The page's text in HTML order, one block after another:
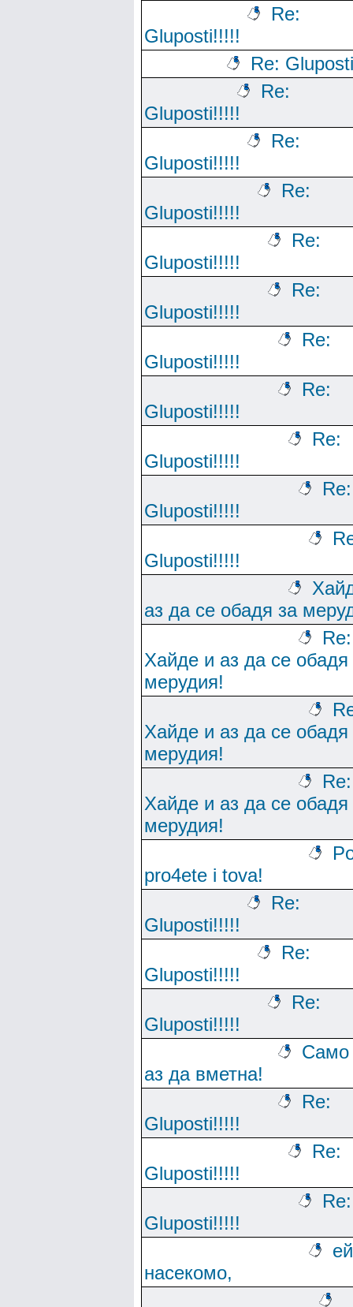
Re:
Gluposti!!!!!
Re:
Re:
Gluposti!!!!!
Re:
Gluposti!!!!!
Re:
Gluposti!!!!!
Re:
Gluposti!!!!!
Re:
Gluposti!!!!!
Re:
Gluposti!!!!!
Re:
Gluposti!!!!!
Re:
Gluposti!!!!!
Re:
Gluposti!!!!!
Gluposti!!!!!
аз да се обадя за
Re:
Хайде и аз да се обадя
мерудия!
Хайде и аз да се обадя
мерудия!
Re:
Хайде и аз да се обадя
мерудия!
pro4ete i tova!
Re:
Gluposti!!!!!
Re:
Gluposti!!!!!
Re:
Gluposti!!!!!
Само
аз да вметна!
Re:
Gluposti!!!!!
Re:
Gluposti!!!!!
Re:
Gluposti!!!!!
насекомо,